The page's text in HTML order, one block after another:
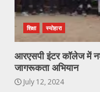
शिक्षा स्योहारा
आरएसपी इंटर कॉलेज में
जागरूकता अभियान
July 12, 2024